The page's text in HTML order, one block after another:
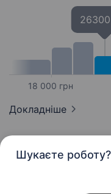
Шукаєте
18 000 грн
Докладніше